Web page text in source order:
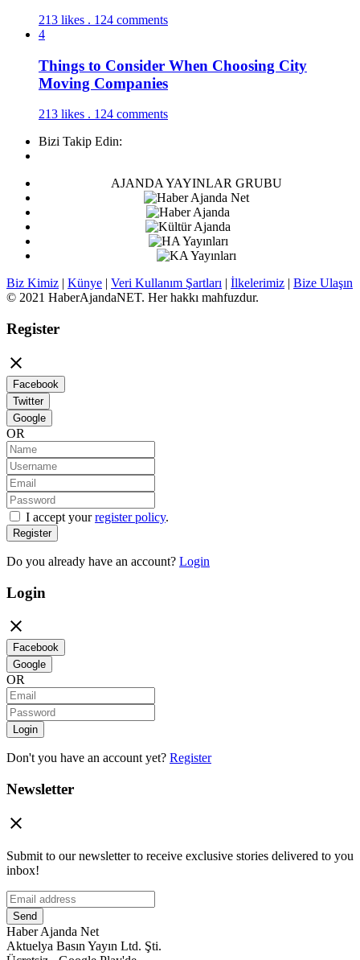
213 likes . 124 comments
4
Things to Consider When Choosing City
Moving Companies
213 likes . 124 comments
Bizi Takip Edin:
AJANDA YAYINLAR GRUBU
Biz Kimiz | Künye | Veri Kullanım Şartları | İlkelerimiz | Bize Ulaşın
© 2021 HaberAjandaNET. Her hakkı mahfuzdur.
Register

Facebook
Twitter
Google
OR
I accept yourregister policy.
Register
Do you already have an account? Login
Login

Facebook
Google
OR
Login
Don't you have an account yet? Register
Newsletter

Submit to our newsletter to receive exclusive stories delivered to you
inbox!
Send
Haber Ajanda Net
Aktuelya Basın Yayın Ltd. Şti.